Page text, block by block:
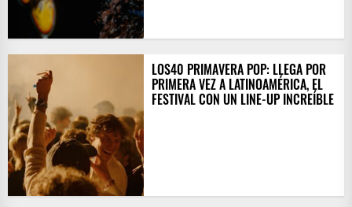
LOS40 PRIMAVERA POP: LLEGA POR
PRIMERA VEZ A LATINOAMÉRICA, EL
FESTIVAL CON UN LINE-UP INCREÍBLE